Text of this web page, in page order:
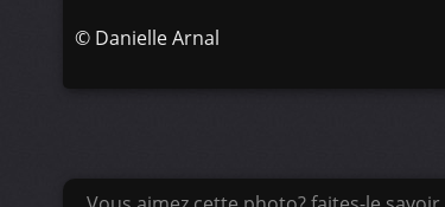
© Danielle Arnal